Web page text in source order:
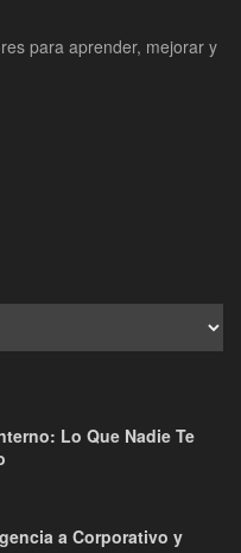
para aprender, mejorar y
Lo Que Nadie Te
a Corporativo y